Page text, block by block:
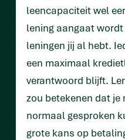
leencapaciteit wel
lening aangaat
leningen jij al hebt.
een maximaal
verantwoord blijft.
zou betekenen dat je
normaal gesproken
grote kans op